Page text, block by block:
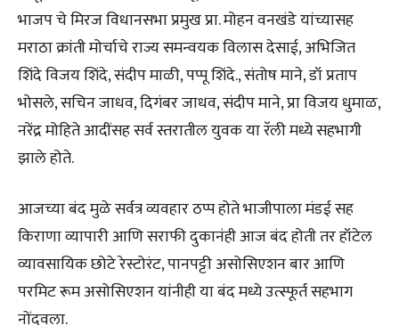
भाजप चे मिरज विधानसभा प्रमुख प्रा. मोहन वनखंडे यांच्यासह
मराठा क्रांती मोर्चाचे राज्य समन्वयक विलास देसाई, अभिजित
शिंदे विजय शिंदे, संदीप माळी, पप्पू शिंदे., संतोष माने, डॉ प्रताप
भोसले, सचिन जाधव, दिगंबर जाधव, संदीप माने, प्रा विजय धुमाळ,
नरेंद्र मोहिते आदींसह सर्व स्तरातील युवक या रॅली मध्ये सहभागी
झाले होते.
आजच्या बंद मुळे सर्वत्र व्यवहार ठप्प होते भाजीपाला मंडई सह
किराणा व्यापारी आणि सराफी दुकानंही आज बंद होती तर हॉटेल
व्यावसायिक छोटे रेस्टोरंट, पानपट्टी असोसिएशन बार आणि
परमिट रूम असोसिएशन यांनीही या बंद मध्ये उत्स्फूर्त सहभाग
नोंदवला.